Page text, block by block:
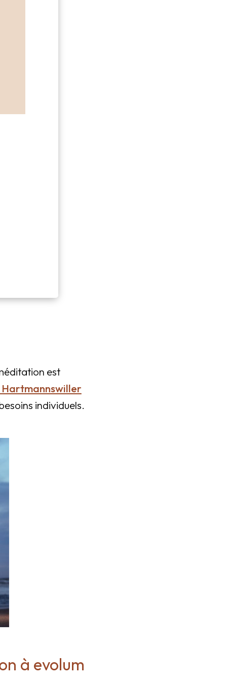
est
individuels.
à evolum